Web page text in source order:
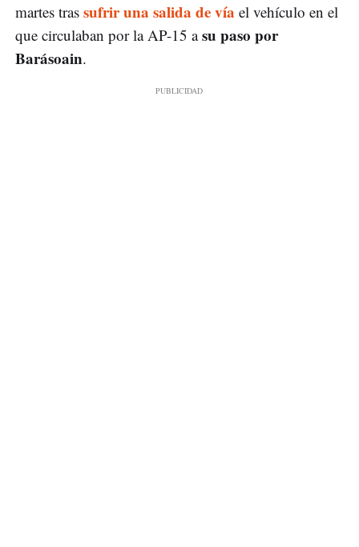
martes tras sufrir una salida de vía el vehículo en el
que circulaban por la AP-15 asu paso por
Barásoain.